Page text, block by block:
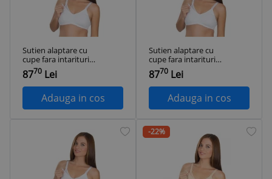
Sutien alaptare cu
cupe fara intarituri
BabyJem (Culoare:
Bej, Marime: 105)
8770 Lei
Adauga in cos
Sutien alaptare cu
cupe fara intarituri
BabyJem (Culoare:
Bej, Marime: 95)
8770 Lei
Adauga in cos
-22%